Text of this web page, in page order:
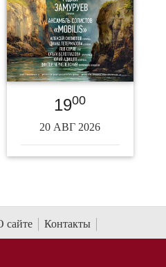
1900
20 АВГ 2026
сайте Контакты